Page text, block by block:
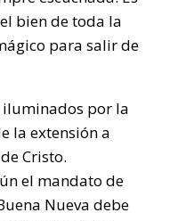
bien de toda la
para salir de
iluminados por la
la extensión a
Cristo.
el mandato de
Nueva debe